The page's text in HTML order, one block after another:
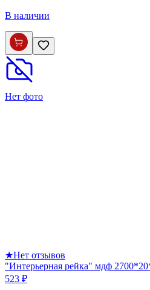
В наличии
Нет фото
★Нет отзывов
"Интерьерная рейка" мдф
523 ₽